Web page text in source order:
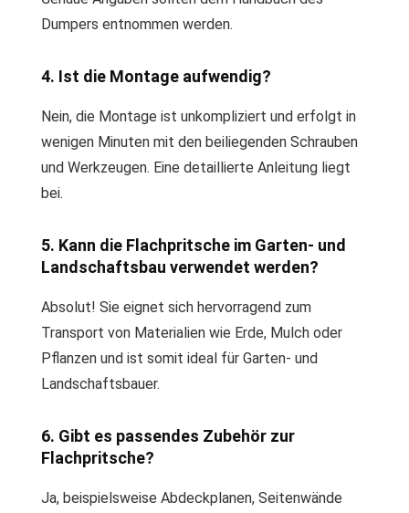
Dumpers entnommen werden.
4. Ist die Montage aufwendig?
Nein, die Montage ist unkompliziert und erfolgt in
wenigen Minuten mit den beiliegenden Schrauben
und Werkzeugen. Eine detaillierte Anleitung liegt
bei.
5. Kann die Flachpritsche im Garten- und
Landschaftsbau verwendet werden?
Absolut! Sie eignet sich hervorragend zum
Transport von Materialien wie Erde, Mulch oder
Pflanzen und ist somit ideal für Garten- und
Landschaftsbauer.
6. Gibt es passendes Zubehör zur
Flachpritsche?
Ja, beispielsweise Abdeckplanen, Seitenwände